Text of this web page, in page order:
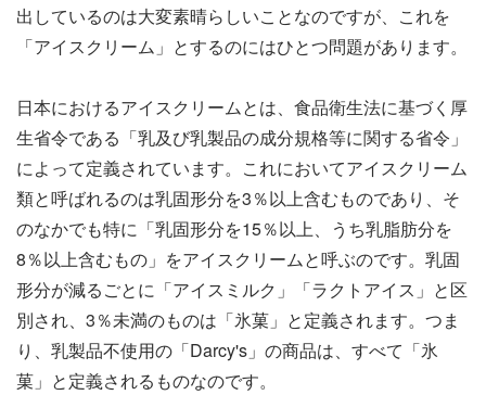
出しているのは大変素晴らしいことなのですが、これを
「アイスクリーム」とするのにはひとつ問題があります。
日本におけるアイスクリームとは、食品衛生法に基づく厚
生省令である「乳及び乳製品の成分規格等に関する省令」
によって定義されています。これにおいてアイスクリーム
類と呼ばれるのは乳固形分を3％以上含むものであり、そ
のなかでも特に「乳固形分を15％以上、うち乳脂肪分を
8％以上含むもの」をアイスクリームと呼ぶのです。乳固
形分が減るごとに「アイスミルク」「ラクトアイス」と区
別され、3％未満のものは「氷菓」と定義されます。つま
り、乳製品不使用の「Darcy's」の商品は、すべて「氷
菓」と定義されるものなのです。